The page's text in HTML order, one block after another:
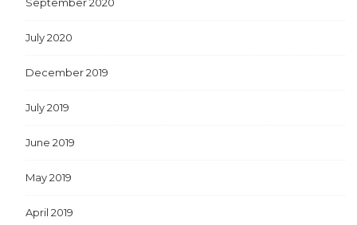
September 2020
July 2020
December 2019
July 2019
June 2019
May 2019
April 2019